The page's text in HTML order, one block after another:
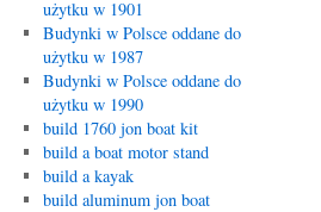
użytku w 1901
Budynki w Polsce oddane do
użytku w 1987
Budynki w Polsce oddane do
użytku w 1990
build 1760 jon boat kit
build a boat motor stand
build a kayak
build aluminum jon boat